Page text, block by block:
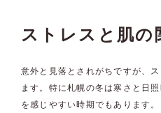
ストレスと肌の
意外と見落とされがちですが、
ます。特に札幌の冬は寒さと日
を感じやすい時期でもあります。